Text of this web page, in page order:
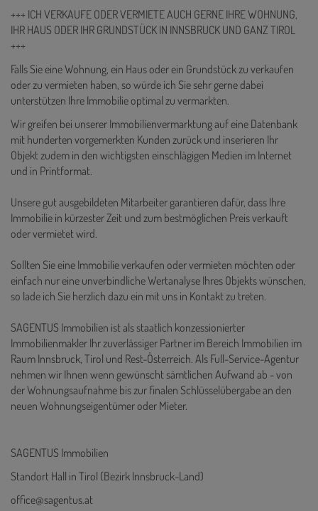
+++ ICH VERKAUFE ODER VERMIETE AUCH GERNE IHRE WOHNUNG,
IHR HAUS ODER IHR GRUNDSTÜCK IN INNSBRUCK UND GANZ TIROL
+++
Falls Sie eine Wohnung, ein Haus oder ein Grundstück zu verkaufen
oder zu vermieten haben, so würde ich Sie sehr gerne dabei
unterstützen Ihre Immobilie optimal zu vermarkten.
Wir greifen bei unserer Immobilienvermarktung auf eine Datenbank
mit hunderten vorgemerkten Kunden zurück und inserieren Ihr
Objekt zudem in den wichtigsten einschlägigen Medien im Internet
und in Printformat.
Unsere gut ausgebildeten Mitarbeiter garantieren dafür, dass Ihre
Immobilie in kürzester Zeit und zum bestmöglichen Preis verkauft
oder vermietet wird.
Sollten Sie eine Immobilie verkaufen oder vermieten möchten oder
einfach nur eine unverbindliche Wertanalyse Ihres Objekts wünschen,
so lade ich Sie herzlich dazu ein mit uns in Kontakt zu treten.
SAGENTUS Immobilien ist als staatlich konzessionierter
Immobilienmakler Ihr zuverlässiger Partner im Bereich Immobilien im
Raum Innsbruck, Tirol und Rest-Österreich. Als Full-Service-Agentur
nehmen wir Ihnen wenn gewünscht sämtlichen Aufwand ab - von
der Wohnungsaufnahme bis zur finalen Schlüsselübergabe an den
neuen Wohnungseigentümer oder Mieter.
SAGENTUS Immobilien
Standort Hall in Tirol (Bezirk Innsbruck-Land)
office@sagentus.at